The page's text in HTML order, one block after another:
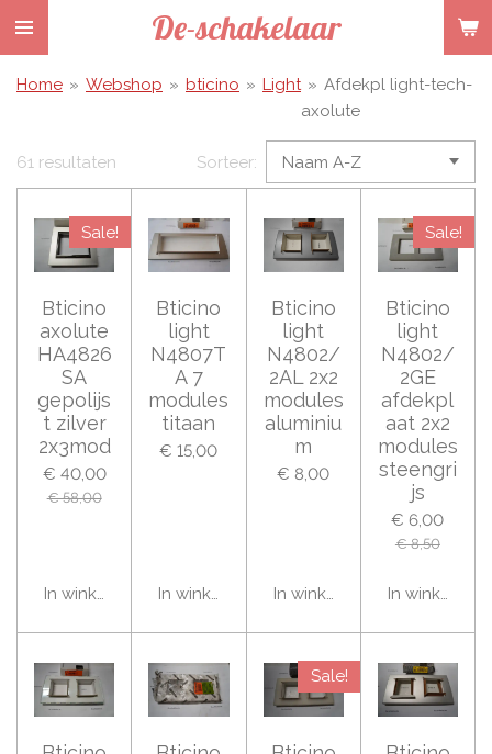
Ga
naar
De-schakelaar
Home » Webshop » bticino » Light » Afdekpl light-tech-
axolute
61 resultaten Sorteer:
Sale!
Bticino
axolute
HA4826
SA
gepolijs
t zilver
2x3mod
€ 40,00
€ 58,00
In winkelwagen
Bticino
light
N4807T
A 7
modules
titaan
€ 15,00
In winkelwagen
Bticino
light
N4802/
2AL 2x2
modules
aluminiu
m
€ 8,00
In winkelwagen
Sale!
Bticino
light
N4802/
2GE
afdekpl
aat 2x2
modules
steengri
js
€ 6,00
€ 8,50
In
Sale!